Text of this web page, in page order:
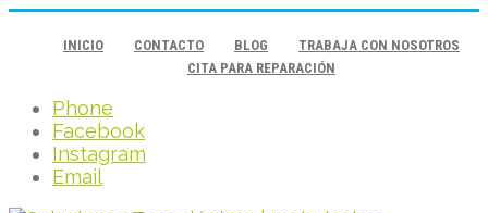
INICIO CONTACTO BLOG
TRABAJA CON NOSOTROS
CITA PARA REPARACIÓN
Phone
Facebook
Instagram
Email